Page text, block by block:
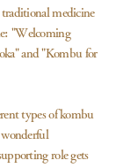
traditional medicine
"Welcoming
and "Kombu for
types of kombu
role gets